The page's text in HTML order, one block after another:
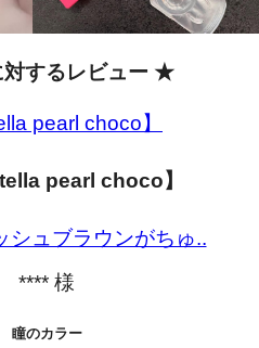
するレビュー ★
pearl choco】
シュブラウンがちゅ..
**** 様
瞳のカラー